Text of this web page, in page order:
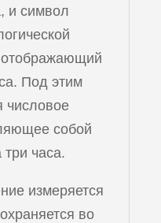
и символ
Под этим
числовое
собой
три часа.
измеряется
во